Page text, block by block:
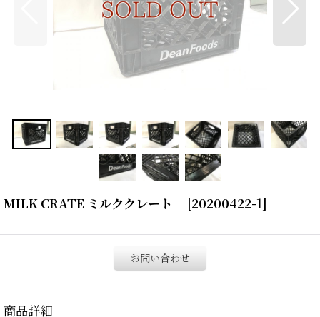
MILK CRATE ミルククレート [20200422-1]
お問い合わせ
商品詳細